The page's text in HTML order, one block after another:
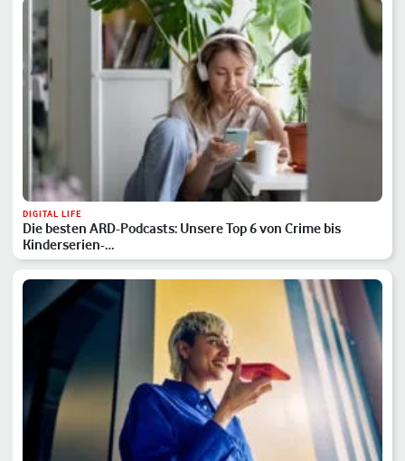
DIGITAL LIFE
Die besten ARD-Podcasts: Unsere Top 6 von Crime bis
Kinderserien-…